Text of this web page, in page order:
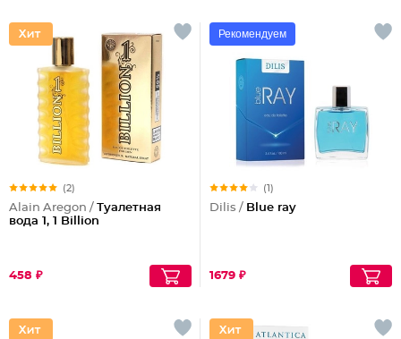
(2)
Alain Aregon / Туалетная
вода 1, 1 Billion
458 ₽
Рекомендуем
(1)
Dilis / Blue ray
1679 ₽